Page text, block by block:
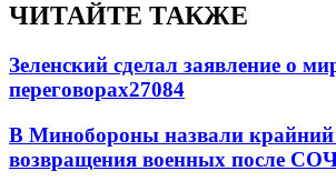
ЧИТАЙТЕ ТАКЖЕ
Зеленский сделал заявление о
переговорах27084
В Минобороны назвали крайний
возвращения военных после